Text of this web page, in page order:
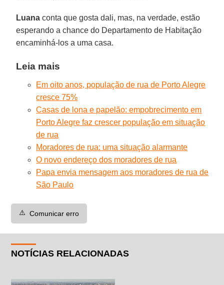
Luana conta que gosta dali, mas, na verdade, estão
esperando a chance do Departamento de Habitação
encaminhá-los a uma casa.
Leia mais
Em oito anos, população de rua de Porto Alegre
cresce 75%
Casas de lona e papelão: empobrecimento em
Porto Alegre faz crescer população em situação
de rua
Moradores de rua: uma situação alarmante
O novo endereço dos moradores de rua
Papa envia mensagem aos moradores de rua de
São Paulo
⚠️ Comunicar erro
NOTÍCIAS RELACIONADAS